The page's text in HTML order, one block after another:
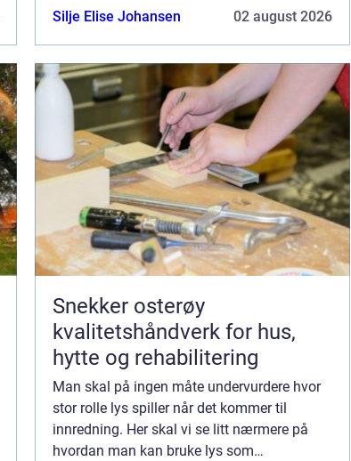
viktig? Lys er v...
Silje Elise Johansen 02 august 2026
Snekker osterøy
kvalitetshåndverk for hus,
hytte og rehabilitering
Man skal på ingen måte undervurdere hvor
stor rolle lys spiller når det kommer til
innredning. Her skal vi se litt nærmere på
hvordan man kan bruke lys som